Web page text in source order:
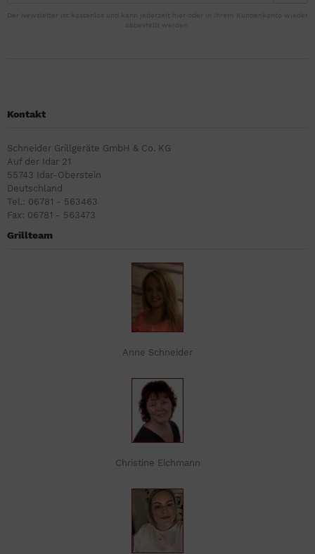
Der Newsletter ist kostenlos und kann jederzeit hier oder in Ihrem Kundenkonto wieder
abbestellt werden.
Kontakt
Schneider Grillgeräte GmbH & Co. KG
Auf der Idar 21
55743 Idar-Oberstein
Deutschland
Tel.: 06781 - 563463
Fax: 06781 - 563473
Grillteam
Anne Schneider
Christine Eichmann